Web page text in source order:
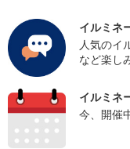
イルミネ
人気のイ
など楽し
イルミネ
今、開催